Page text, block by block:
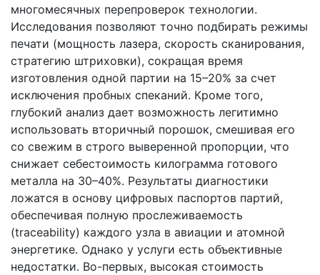
многомесячных перепроверок технологии.
Исследования позволяют точно подбирать режимы
печати (мощность лазера, скорость сканирования,
стратегию штриховки), сокращая время
изготовления одной партии на 15–20% за счет
исключения пробных спеканий. Кроме того,
глубокий анализ дает возможность легитимно
использовать вторичный порошок, смешивая его
со свежим в строго выверенной пропорции, что
снижает себестоимость килограмма готового
металла на 30–40%. Результаты диагностики
ложатся в основу цифровых паспортов партий,
обеспечивая полную прослеживаемость
(traceability) каждого узла в авиации и атомной
энергетике. Однако у услуги есть объективные
недостатки. Во-первых, высокая стоимость